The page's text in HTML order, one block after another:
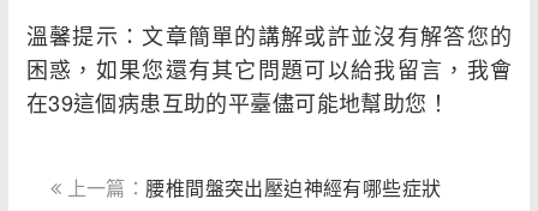
溫馨提示：文章簡單的講解或許並沒有解答您的
困惑，如果您還有其它問題可以給我留言，我會
在39這個病患互助的平臺儘可能地幫助您！
上一篇： 腰椎間盤突出壓迫神經有哪些症狀